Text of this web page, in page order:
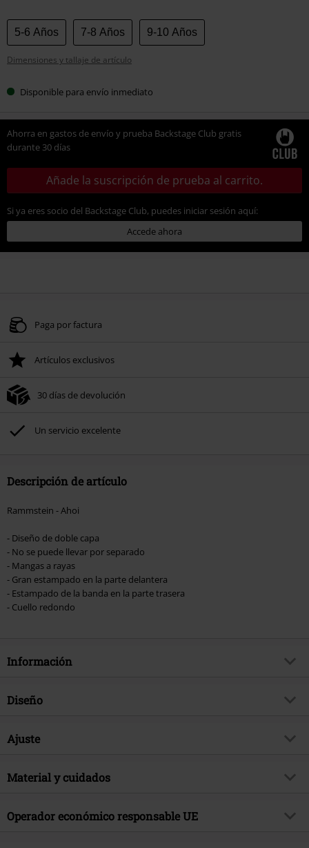
Elige
tu
talla
5-6 Años 7-8 Años 9-10 Años
Dimensiones y tallaje de artículo
Disponible para envío inmediato
Ahorra en gastos de envío y prueba Backstage Club gratis
durante 30 días
Añade la suscripción de prueba al carrito.
Si ya eres socio del Backstage Club, puedes iniciar sesión aquí:
Accede ahora
Paga por factura
Artículos exclusivos
30 días de devolución
Un servicio excelente
Descripción de artículo
Rammstein - Ahoi
- Diseño de doble capa
- No se puede llevar por separado
- Mangas a rayas
- Gran estampado en la parte delantera
- Estampado de la banda en la parte trasera
- Cuello redondo
Información
Artículo no.
Género Musical
Licencia
Fecha de lanzamiento
5/13/25
Diseño
Tipo de producto
Estampada
Detalles
Estampado delantero, Espalda
Ajuste
Forma/Tops
Material y cuidados
Material Externo
100% algodón
Operador económico responsable UE